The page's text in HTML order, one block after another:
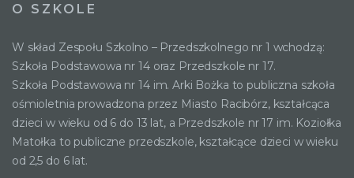
O SZKOLE
W skład Zespołu Szkolno – Przedszkolnego nr 1 wchodzą:
Szkoła Podstawowa nr 14 oraz Przedszkole nr 17.
Szkoła Podstawowa nr 14 im. Arki Bożka to publiczna szkoła
ośmioletnia prowadzona przez Miasto Racibórz, kształcąca
dzieci w wieku od 6 do 13 lat, a Przedszkole nr 17 im. Koziołka
Matołka to publiczne przedszkole, kształcące dzieci w wieku
od 2,5 do 6 lat.